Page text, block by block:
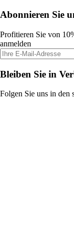
Abonnieren Sie
Profitieren Sie von
anmelden
Bleiben Sie in
Folgen Sie uns in den